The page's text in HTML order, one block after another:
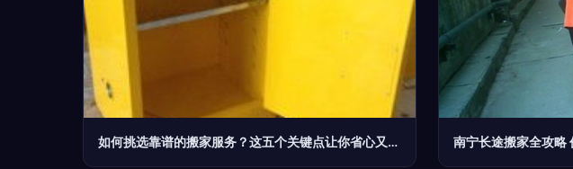
如何挑选靠谱的搬家服务？这五个关键点让你省心又省钱